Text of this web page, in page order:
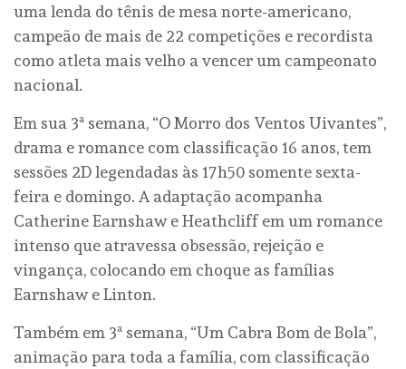
uma lenda do tênis de mesa norte-americano,
campeão de mais de 22 competições e recordista
como atleta mais velho a vencer um campeonato
nacional.
Em sua 3ª semana, “O Morro dos Ventos Uivantes”,
drama e romance com classificação 16 anos, tem
sessões 2D legendadas às 17h50 somente sexta-
feira e domingo. A adaptação acompanha
Catherine Earnshaw e Heathcliff em um romance
intenso que atravessa obsessão, rejeição e
vingança, colocando em choque as famílias
Earnshaw e Linton.
Também em 3ª semana, “Um Cabra Bom de Bola”,
animação para toda a família, com classificação